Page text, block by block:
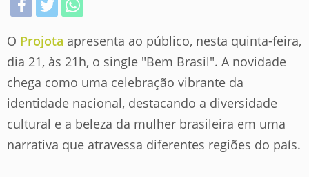
O Projota apresenta ao público, nesta quinta-feira,
dia 21, às 21h, o single "Bem Brasil". A novidade
chega como uma celebração vibrante da
identidade nacional, destacando a diversidade
cultural e a beleza da mulher brasileira em uma
narrativa que atravessa diferentes regiões do país.